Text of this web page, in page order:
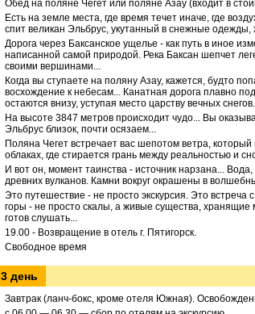
Обед на поляне Чегет или поляне Азау (входит в
Есть на земле места, где время течет иначе, где
спит великан Эльбрус, укутанный в снежные одежды,
Дорога через Баксанское ущелье - как путь в иное
написанной самой природой. Река Баксан шепчет
своими вершинами...
Когда вы ступаете на поляну Азау, кажется, будто
восхождение к небесам... Канатная дорога плавно
остаются внизу, уступая место царству вечных
На высоте 3847 метров происходит чудо... Вы
Эльбрус близок, почти осязаем...
Поляна Чегет встречает вас шепотом ветра,
облаках, где стирается грань между реальностью и
И вот он, момент таинства - источник нарзана...
древних вулканов. Камни вокруг окрашены в
Это путешествие - не просто экскурсия. Это
горы - не просто скалы, а живые существа, хранящие
готов слушать...
19.00 - Возвращение в отель г. Пятигорск.
Свободное время
3 день
Завтрак (ланч-бокс, кроме отеля Южная).